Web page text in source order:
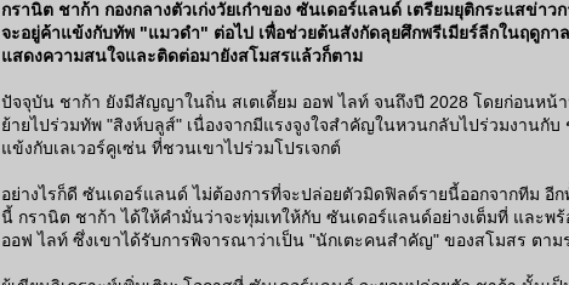
กรานิต ชาก้า กองกลางตัวเก่งวัยเก๋าของ ซันเดอร์แลนด์ เตรียมยุติกระแสข่า
จะอยู่ค้าแข้งกับทัพ "แมวดำ" ต่อไป เพื่อช่วยต้นสังกัดลุยศึกพรีเมียร์ลีกในฤดูกา
แสดงความสนใจและติดต่อมายังสโมสรแล้วก็ตาม
ปัจจุบัน ชาก้า ยังมีสัญญาในถิ่น สเตเดี้ยม ออฟ ไลท์ จนถึงปี 2028 โดยก่อนหน้า
ย้ายไปร่วมทัพ "สิงห์บลูส์" เนื่องจากมีแรงจูงใจสำคัญในหวนกลับไปร่วมงานกั
แข้งกับเลเวอร์คูเซ่น ที่ชวนเขาไปร่วมโปรเจกต์
อย่างไรก็ดี ซันเดอร์แลนด์ ไม่ต้องการที่จะปล่อยตัวมิดฟิลด์รายนี้ออกจากทีม อี
นี้ กรานิต ชาก้า ได้ให้คำมั่นว่าจะทุ่มเทให้กับ ซันเดอร์แลนด์อย่างเต็มที่ และพ
ออฟ ไลท์ ซึ่งเขาได้รับการพิจารณาว่าเป็น "นักเตะคนสำคัญ" ของสโมสร ตาม